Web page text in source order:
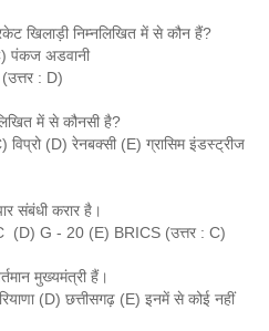
खिलाड़ी निम्नलिखित में से कौन हैं?
पंकज अडवानी
: D)
में से कौनसी है?
(D) रेनबक्सी (E) ग्रासिम इंडस्ट्रीज
संबंधी करार है।
G - 20 (E) BRICS (उत्तर : C)
मुख्यमंत्री हैं।
(D) छत्तीसगढ़ (E) इनमें से कोई नहीं